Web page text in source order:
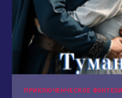
ПРИКЛЮЧЕНЧЕСКОЕ ФЭНТЕЗИ